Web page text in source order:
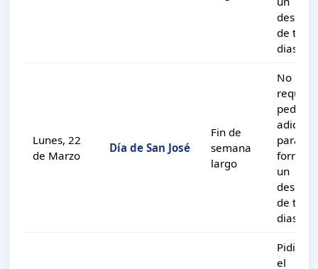
de tres
dias.
Lunes, 22
de Marzo
Día de San José
Fin de
semana
largo
No
pedir
para
formar
un
de tres
dias.
el